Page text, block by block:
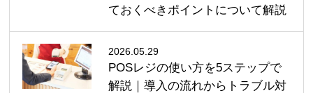
ておくべきポイントについて解説
2026.05.29
POSレジの使い方を5ステップで
解説｜導入の流れからトラブル対